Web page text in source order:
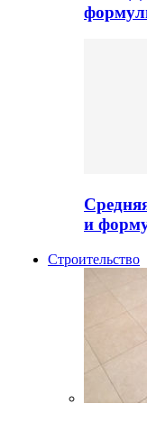
и
Строительство